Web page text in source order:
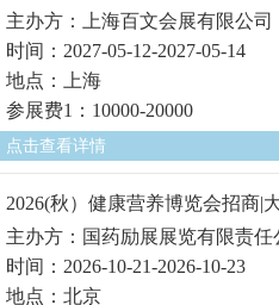
主办方：上海百文会展有限公司
时间：2027-05-12-2027-05-14
地点：上海
参展费1：10000-20000
点击查看详情
2026(秋）健康营养博览会招商|
主办方：国药励展展览有限责任
时间：2026-10-21-2026-10-23
地点：北京